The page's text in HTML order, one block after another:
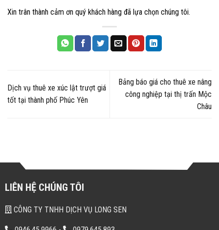
Xin trân thành cảm ơn quý khách hàng đã lựa chọn chúng tôi.
Dịch vụ thuê xe xúc lật trượt giá
tốt tại thành phố Phúc Yên
Bảng báo giá cho thuê xe nâng
công nghiệp tại thị trấn Mộc
Châu
LIÊN HỆ CHÚNG TÔI
CÔNG TY TNHH DỊCH VỤ LONG SEN